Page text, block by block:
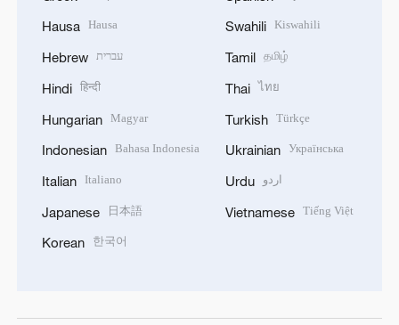
Hausa Hausa
Hebrew עברית
Hindi हिन्दी
Hungarian Magyar
Indonesian Bahasa Indonesia
Italian Italiano
Japanese 日本語
Korean 한국어
Swahili Kiswahili
Tamil தமிழ்
Thai ไทย
Turkish Türkçe
Ukrainian Українська
Urdu اردو
Vietnamese Tiếng Việt